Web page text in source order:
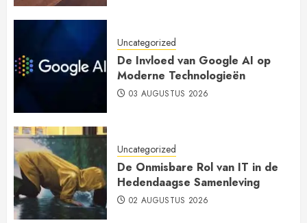
Uncategorized
De Invloed van Google AI op
Moderne Technologieën
03 AUGUSTUS 2026
Uncategorized
De Onmisbare Rol van IT in de
Hedendaagse Samenleving
02 AUGUSTUS 2026